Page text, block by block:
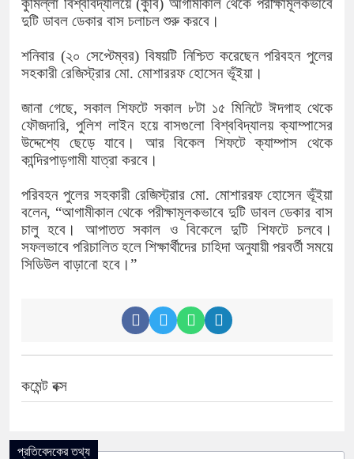
কুমিল্লা বিশ্ববিদ্যালয়ে (কুবি) আগামীকাল থেকে পরীক্ষামূলকভাবে
দুটি ডাবল ডেকার বাস চলাচল শুরু করবে।
শনিবার (২০ সেপ্টেম্বর) বিষয়টি নিশ্চিত করেছেন পরিবহন পুলের
সহকারী রেজিস্ট্রার মো. মোশাররফ হোসেন ভূঁইয়া।
জানা গেছে, সকাল শিফটে সকাল ৮টা ১৫ মিনিটে ঈদগাহ থেকে
ফৌজদারি, পুলিশ লাইন হয়ে বাসগুলো বিশ্ববিদ্যালয় ক্যাম্পাসের
উদ্দেশ্যে ছেড়ে যাবে। আর বিকেল শিফটে ক্যাম্পাস থেকে
কান্দিরপাড়গামী যাত্রা করবে।
পরিবহন পুলের সহকারী রেজিস্ট্রার মো. মোশাররফ হোসেন ভূঁইয়া
বলেন, “আগামীকাল থেকে পরীক্ষামূলকভাবে দুটি ডাবল ডেকার বাস
চালু হবে। আপাতত সকাল ও বিকেলে দুটি শিফটে চলবে।
সফলভাবে পরিচালিত হলে শিক্ষার্থীদের চাহিদা অনুযায়ী পরবর্তী সময়ে
সিডিউল বাড়ানো হবে।”
কমেন্ট বক্স
প্রতিবেদকের তথ্য